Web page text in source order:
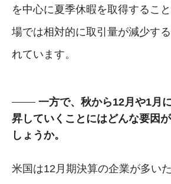
を中心に夏季休暇を取得するこ
場では相対的に取引量が減少す
れています。
一方で、秋から12月や1月
昇していくことにはどんな要因
しょうか。
米国は12月期決算の企業が多い